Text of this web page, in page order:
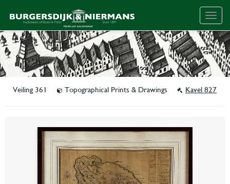
Veiling 361 Topographical Prints & Drawings Kavel 827